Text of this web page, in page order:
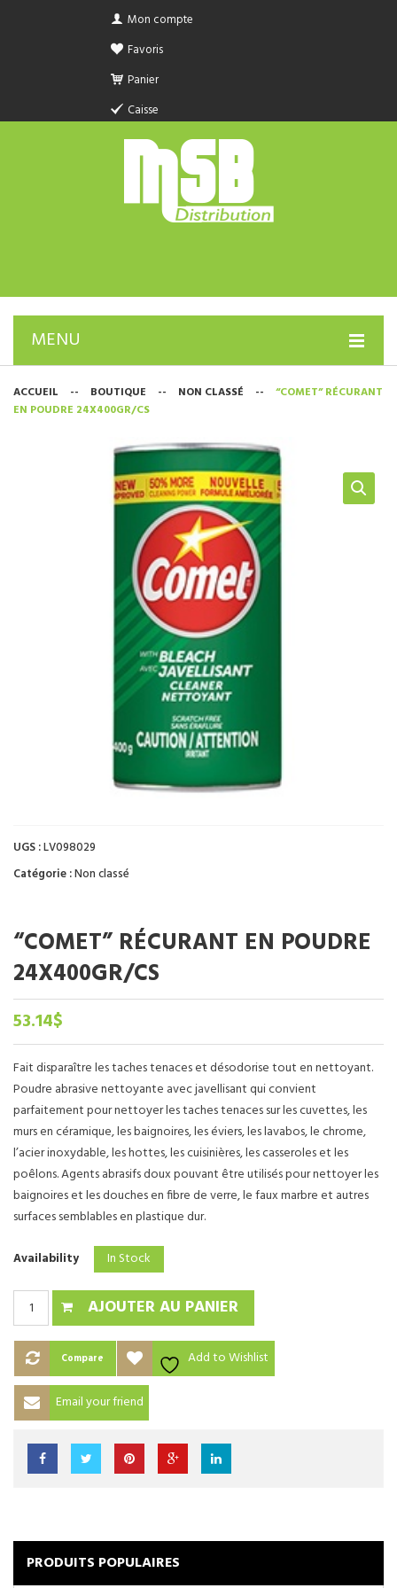
Mon compte
Favoris
Panier
Caisse
MENU
PRODUIT SANITAIRE.COM
QUI SOMMES-NOUS
CONTACTEZ NOUS
ACCUEIL -- BOUTIQUE -- NON CLASSÉ --
“COMET” RÉCURANT
EN POUDRE 24X400GR/CS
UGS :LV098029
Catégorie :Non classé
“COMET” RÉCURANT EN POUDRE
24X400GR/CS
53.14$
Fait disparaître les taches tenaces et désodorise tout en nettoyant.
Poudre abrasive nettoyante avec javellisant qui convient
parfaitement pour nettoyer les taches tenaces sur les cuvettes, les
murs en céramique, les baignoires, les éviers, les lavabos, le chrome,
l’acier inoxydable, les hottes, les cuisinières, les casseroles et les
poêlons. Agents abrasifs doux pouvant être utilisés pour nettoyer les
baignoires et les douches en fibre de verre, le faux marbre et autres
surfaces semblables en plastique dur.
Availability In Stock
AJOUTER AU PANIER
Compare Add to Wishlist
Email your friend
PRODUITS POPULAIRES